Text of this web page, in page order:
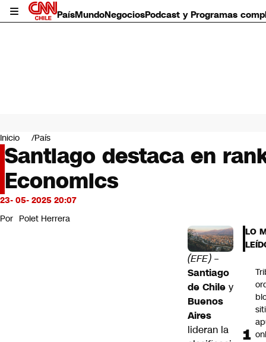
PaísMundoNegociosPodcast y Programas
Mundo
Negocios
Deportes
Programas completos
Cultura
Servicios
Bits
CNN Data
Inicio País
Santiago destaca en
Economics
23- 05- 2025 20:07
Por Polet Herrera
(EFE) –
Santiago
de Chile y
Buenos
Aires
lideran la
LO